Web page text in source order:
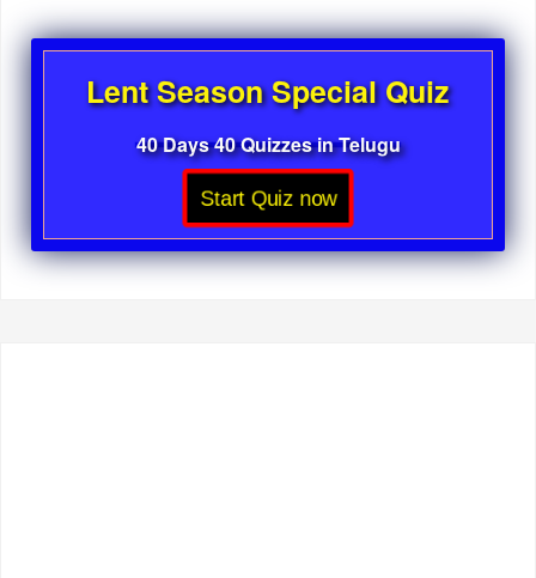
Lent Season Special Quiz
40 Days 40 Quizzes in Telugu
Start Quiz now